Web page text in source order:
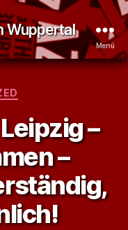
Wuppertal
Menü
–
–